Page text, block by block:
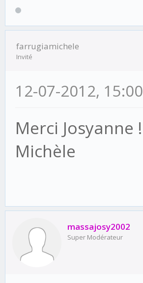
farrugiamichele
Invité
12-07-2012, 15:00
Merci Josyanne !
Michèle
massajosy2002
Super Modérateur